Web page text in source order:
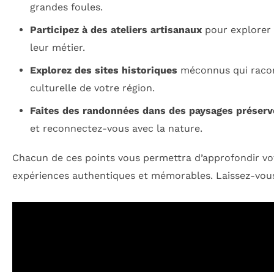
grandes foules.
Participez à des ateliers artisanauxpour explorer
leur métier.
Explorez des sites historiques méconnus qui
culturelle de votre région.
Faites des randonnées dans des paysages
et reconnectez-vous avec la nature.
Chacun de ces points vous permettra d’approfondir
expériences authentiques et mémorables. Laissez-